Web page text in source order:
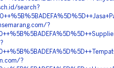
search?
?
?